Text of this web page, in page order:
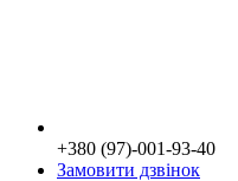
+380 (97)-001-93-40
Замовити дзвінок